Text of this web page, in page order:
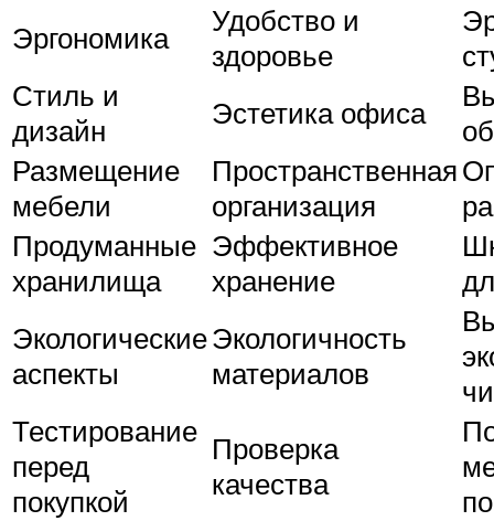
Эргономика
Удобство и
здоровье
Стиль и
дизайн
Эстетика офиса
Размещение
мебели
Пространственная
организация
Продуманные
хранилища
Эффективное
хранение
Экологические
аспекты
Экологичность
материалов
Тестирование
перед
покупкой
Проверка
качества